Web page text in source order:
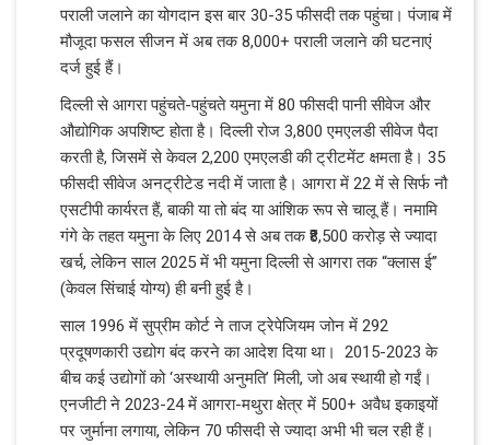
पराली जलाने का योगदान इस बार 30-35 फीसदी तक पहुंचा। पंजाब में
मौजूदा फसल सीजन में अब तक 8,000+ पराली जलाने की घटनाएं
दर्ज हुई हैं।
दिल्ली से आगरा पहुंचते-पहुंचते यमुना में 80 फीसदी पानी सीवेज और
औद्योगिक अपशिष्ट होता है। दिल्ली रोज 3,800 एमएलडी सीवेज पैदा
करती है, जिसमें से केवल 2,200 एमएलडी की ट्रीटमेंट क्षमता है। 35
फीसदी सीवेज अनट्रीटेड नदी में जाता है। आगरा में 22 में से सिर्फ नौ
एसटीपी कार्यरत हैं, बाकी या तो बंद या आंशिक रूप से चालू हैं। नमामि
गंगे के तहत यमुना के लिए 2014 से अब तक ₹8,500 करोड़ से ज्यादा
खर्च, लेकिन साल 2025 में भी यमुना दिल्ली से आगरा तक “क्लास ई”
(केवल सिंचाई योग्य) ही बनी हुई है।
साल 1996 में सुप्रीम कोर्ट ने ताज ट्रेपेजियम जोन में 292
प्रदूषणकारी उद्योग बंद करने का आदेश दिया था। 2015-2023 के
बीच कई उद्योगों को ‘अस्थायी अनुमति’ मिली, जो अब स्थायी हो गईं।
एनजीटी ने 2023-24 में आगरा-मथुरा क्षेत्र में 500+ अवैध इकाइयों
पर जुर्माना लगाया, लेकिन 70 फीसदी से ज्यादा अभी भी चल रही हैं।